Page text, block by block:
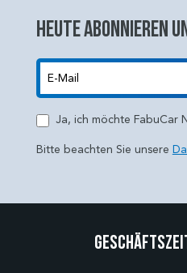
Heute abonnieren
Ja, ich möchte FabuCar
Bitte beachten Sie unsere